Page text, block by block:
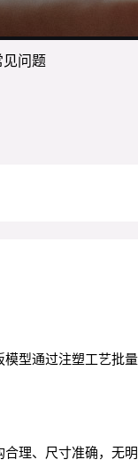
见问题
型通过注塑工艺批
合理、尺寸准确，无